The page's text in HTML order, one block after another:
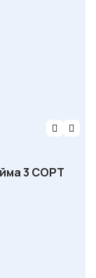
3 СОРТ